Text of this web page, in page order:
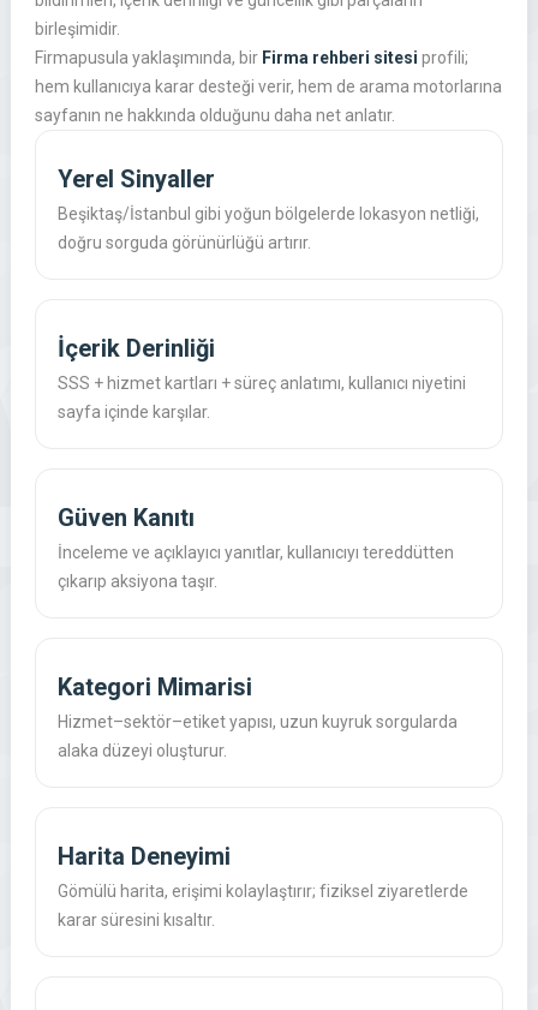
birleşimidir.
Firmapusula yaklaşımında, bir Firma rehberi sitesi profili;
hem kullanıcıya karar desteği verir, hem de arama motorlarına
sayfanın ne hakkında olduğunu daha net anlatır.
Yerel Sinyaller
Beşiktaş/İstanbul gibi yoğun bölgelerde lokasyon netliği,
doğru sorguda görünürlüğü artırır.
İçerik Derinliği
SSS + hizmet kartları + süreç anlatımı, kullanıcı niyetini
sayfa içinde karşılar.
Güven Kanıtı
İnceleme ve açıklayıcı yanıtlar, kullanıcıyı tereddütten
çıkarıp aksiyona taşır.
Kategori Mimarisi
Hizmet–sektör–etiket yapısı, uzun kuyruk sorgularda
alaka düzeyi oluşturur.
Harita Deneyimi
Gömülü harita, erişimi kolaylaştırır; fiziksel ziyaretlerde
karar süresini kısaltır.